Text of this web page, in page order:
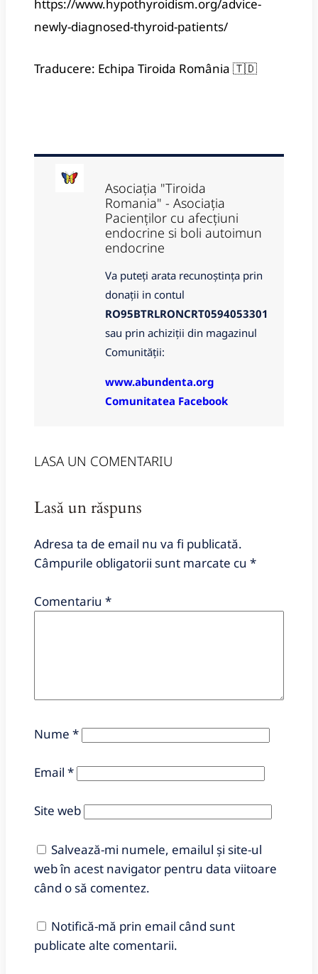
https://www.hypothyroidism.org/advice-
newly-diagnosed-thyroid-patients/
Traducere: Echipa Tiroida România 🇹🇩
Asociația "Tiroida
Romania" - Asociația
Pacienților cu afecțiuni
endocrine si boli autoimun
endocrine
Va puteți arata recunoștința prin
donații in contul
RO95BTRLRONCRT0594053301
sau prin achiziții din magazinul
Comunității:
www.abundenta.org
Comunitatea Facebook
LASA UN COMENTARIU
Lasă un răspuns
Adresa ta de email nu va fi publicată.
Câmpurile obligatorii sunt marcate cu *
Comentariu *
Nume *
Email *
Site web
Salvează-mi numele, emailul și site-ul
web în acest navigator pentru data viitoare
când o să comentez.
Notifică-mă prin email când sunt
publicate alte comentarii.